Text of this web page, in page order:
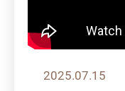
2025.07.15